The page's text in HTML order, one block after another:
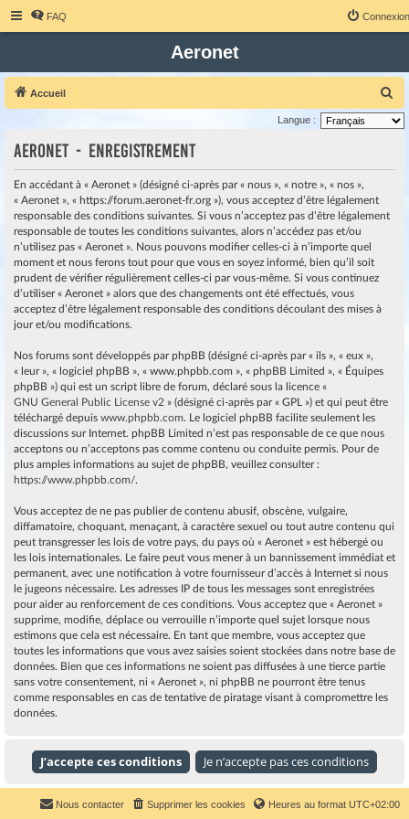
FAQ Connexion
Aeronet
Accueil
e
Langue :
Aeronet - Enregistrement
En accédant à « Aeronet » (désigné ci-après par « nous », « notre », « nos »,
« Aeronet », « https://forum.aeronet-fr.org »), vous acceptez d’être légalement
responsable des conditions suivantes. Si vous n’acceptez pas d’être légalement
responsable de toutes les conditions suivantes, alors n’accédez pas et/ou
n’utilisez pas « Aeronet ». Nous pouvons modifier celles-ci à n’importe quel
moment et nous ferons tout pour que vous en soyez informé, bien qu’il soit
prudent de vérifier régulièrement celles-ci par vous-même. Si vous continuez
d’utiliser « Aeronet » alors que des changements ont été effectués, vous
acceptez d’être légalement responsable des conditions découlant des mises à
jour et/ou modifications.
Nos forums sont développés par phpBB (désigné ci-après par « ils », « eux »,
« leur », « logiciel phpBB », « www.phpbb.com », « phpBB Limited », « Équipes
phpBB ») qui est un script libre de forum, déclaré sous la licence «
GNU General Public License v2 » (désigné ci-après par « GPL ») et qui peut être
téléchargé depuis www.phpbb.com. Le logiciel phpBB facilite seulement les
discussions sur Internet. phpBB Limited n’est pas responsable de ce que nous
acceptons ou n’acceptons pas comme contenu ou conduite permis. Pour de
plus amples informations au sujet de phpBB, veuillez consulter :
https://www.phpbb.com/.
Vous acceptez de ne pas publier de contenu abusif, obscène, vulgaire,
diffamatoire, choquant, menaçant, à caractère sexuel ou tout autre contenu qui
peut transgresser les lois de votre pays, du pays où « Aeronet » est hébergé ou
les lois internationales. Le faire peut vous mener à un bannissement immédiat et
permanent, avec une notification à votre fournisseur d’accès à Internet si nous
le jugeons nécessaire. Les adresses IP de tous les messages sont enregistrées
pour aider au renforcement de ces conditions. Vous acceptez que « Aeronet »
supprime, modifie, déplace ou verrouille n’importe quel sujet lorsque nous
estimons que cela est nécessaire. En tant que membre, vous acceptez que
toutes les informations que vous avez saisies soient stockées dans notre base de
données. Bien que ces informations ne soient pas diffusées à une tierce partie
sans votre consentement, ni « Aeronet », ni phpBB ne pourront être tenus
comme responsables en cas de tentative de piratage visant à compromettre les
données.
Heures au format UTC+02:00
Supprimer les cookies
Nous contacter